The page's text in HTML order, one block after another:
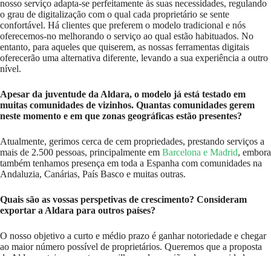
nosso serviço adapta-se perfeitamente às suas necessidades, regulando
o grau de digitalização com o qual cada proprietário se sente
confortável. Há clientes que preferem o modelo tradicional e nós
oferecemos-no melhorando o serviço ao qual estão habituados. No
entanto, para aqueles que quiserem, as nossas ferramentas digitais
oferecerão uma alternativa diferente, levando a sua experiência a outro
nível.
Apesar da juventude da Aldara, o modelo já está testado em
muitas comunidades de vizinhos. Quantas comunidades gerem
neste momento e em que zonas geográficas estão presentes?
Atualmente, gerimos cerca de cem propriedades, prestando serviços a
mais de 2.500 pessoas, principalmente em Barcelona e Madrid, embora
também tenhamos presença em toda a Espanha com comunidades na
Andaluzia, Canárias, País Basco e muitas outras.
Quais são as vossas perspetivas de crescimento? Consideram
exportar a Aldara para outros países?
O nosso objetivo a curto e médio prazo é ganhar notoriedade e chegar
ao maior número possível de proprietários. Queremos que a proposta